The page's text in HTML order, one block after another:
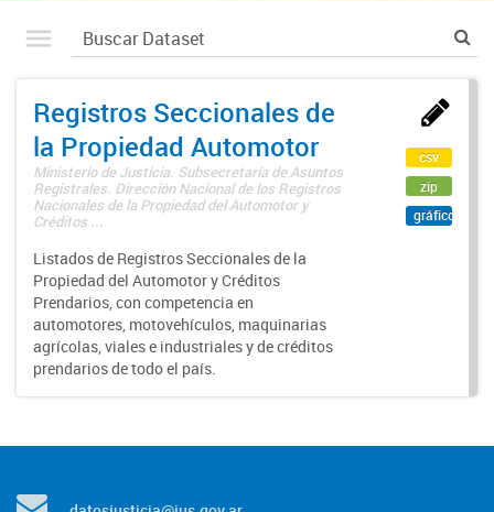
Registros Seccionales de
la Propiedad Automotor
Ministerio de Justicia. Subsecretaría de Asuntos
Registrales. Dirección Nacional de los Registros
Nacionales de la Propiedad del Automotor y
Créditos ...
Listados de Registros Seccionales de la
Propiedad del Automotor y Créditos
Prendarios, con competencia en
automotores, motovehículos, maquinarias
agrícolas, viales e industriales y de créditos
prendarios de todo el país.
csv
zip
gráfico